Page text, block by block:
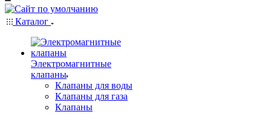
Каталог
Электромагнитные
клапаны
Клапаны для воды
Клапаны для газа
Клапаны